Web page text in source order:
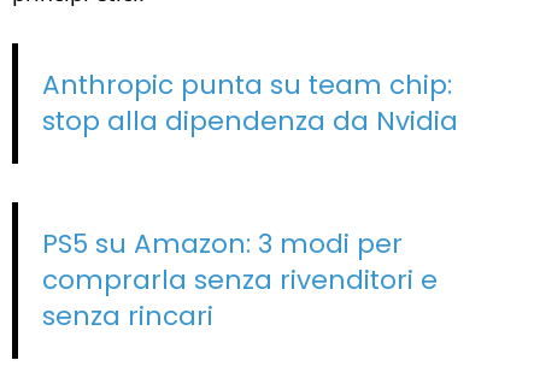
Anthropic punta su team chip:
stop alla dipendenza da Nvidia
PS5 su Amazon: 3 modi per
comprarla senza rivenditori e
senza rincari